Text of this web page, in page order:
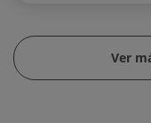
Ver